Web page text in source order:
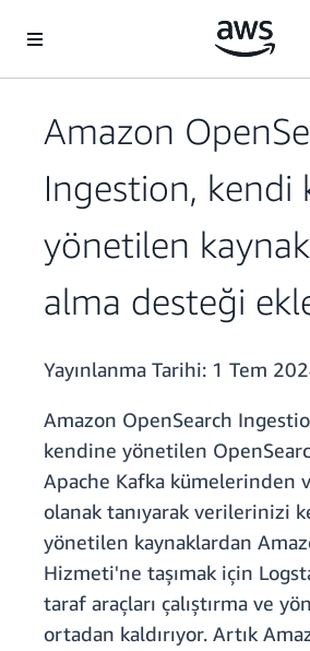
Amazon
Ingestion, kendi
yönetilen
alma desteği
Yayınlanma Tarihi: 1 Tem
Amazon OpenSearch
kendine yönetilen
Apache Kafka kümelerinden
olanak tanıyarak verilerinizi
yönetilen kaynaklardan
Hizmeti'ne taşımak için
taraf araçları çalıştırma ve
ortadan kaldırıyor. Artık